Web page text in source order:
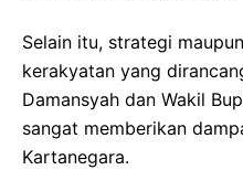
Selain itu, strategi
kerakyatan yang
Damansyah dan Wakil
sangat memberikan
Kartanegara.